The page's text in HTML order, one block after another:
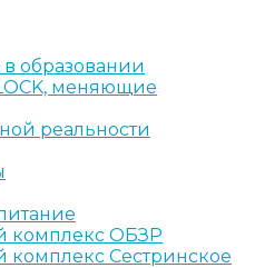
образовании
меняющие
реальности
комплекс ОБЗР
Сестринское